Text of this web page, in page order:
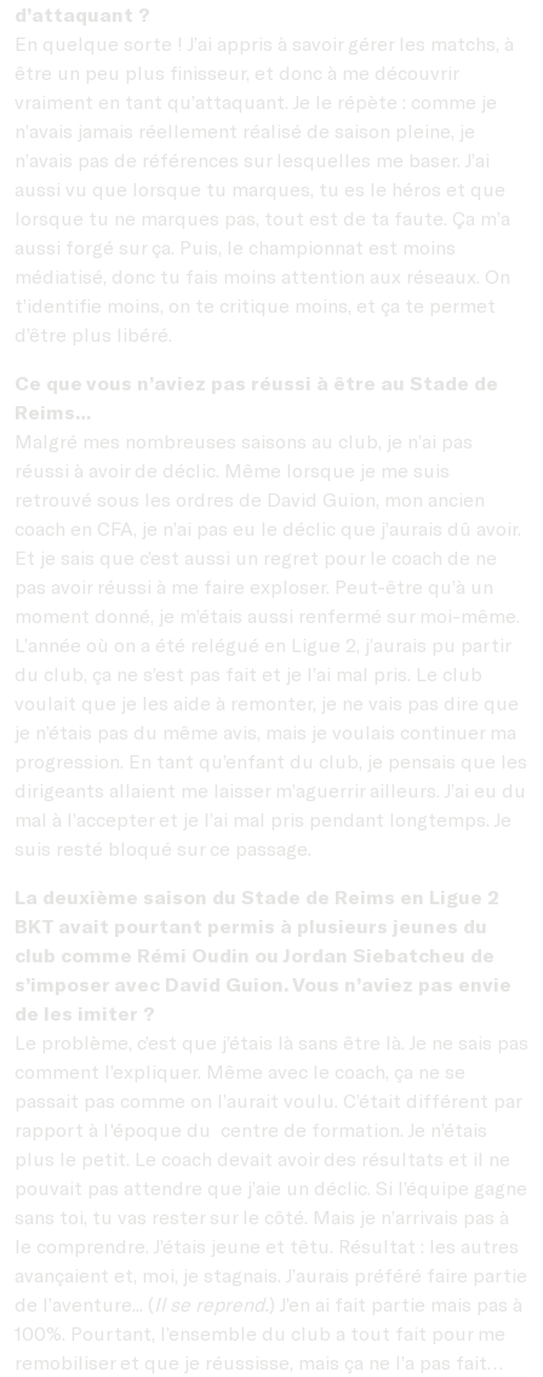
d’attaquant ?
En quelque sorte ! J’ai appris à savoir gérer les matchs, à
être un peu plus finisseur, et donc à me découvrir
vraiment en tant qu’attaquant. Je le répète : comme je
n’avais jamais réellement réalisé de saison pleine, je
n’avais pas de références sur lesquelles me baser. J’ai
aussi vu que lorsque tu marques, tu es le héros et que
lorsque tu ne marques pas, tout est de ta faute. Ça m’a
aussi forgé sur ça. Puis, le championnat est moins
médiatisé, donc tu fais moins attention aux réseaux. On
t’identifie moins, on te critique moins, et ça te permet
d’être plus libéré.
Ce que vous n’aviez pas réussi à être au Stade de
Reims…
Malgré mes nombreuses saisons au club, je n’ai pas
réussi à avoir de déclic. Même lorsque je me suis
retrouvé sous les ordres de David Guion, mon ancien
coach en CFA, je n’ai pas eu le déclic que j’aurais dû avoir.
Et je sais que c’est aussi un regret pour le coach de ne
pas avoir réussi à me faire exploser. Peut-être qu’à un
moment donné, je m’étais aussi renfermé sur moi-même.
L’année où on a été relégué en Ligue 2, j’aurais pu partir
du club, ça ne s’est pas fait et je l’ai mal pris. Le club
voulait que je les aide à remonter, je ne vais pas dire que
je n’étais pas du même avis, mais je voulais continuer ma
progression. En tant qu’enfant du club, je pensais que les
dirigeants allaient me laisser m’aguerrir ailleurs. J’ai eu du
mal à l’accepter et je l’ai mal pris pendant longtemps. Je
suis resté bloqué sur ce passage.
La deuxième saison du Stade de Reims en Ligue 2
BKT avait pourtant permis à plusieurs jeunes du
club comme Rémi Oudin ou Jordan Siebatcheu de
s’imposer avec David Guion. Vous n’aviez pas envie
de les imiter ?
Le problème, c’est que j’étais là sans être là. Je ne sais pas
comment l’expliquer. Même avec le coach, ça ne se
passait pas comme on l’aurait voulu. C’était différent par
rapport à l'époque du centre de formation. Je n’étais
plus le petit. Le coach devait avoir des résultats et il ne
pouvait pas attendre que j’aie un déclic. Si l’équipe gagne
sans toi, tu vas rester sur le côté. Mais je n’arrivais pas à
le comprendre. J’étais jeune et têtu. Résultat : les autres
avançaient et, moi, je stagnais. J’aurais préféré faire partie
de l’aventure... (Il se reprend.) J’en ai fait partie mais pas à
100%. Pourtant, l’ensemble du club a tout fait pour me
remobiliser et que je réussisse, mais ça ne l’a pas fait…